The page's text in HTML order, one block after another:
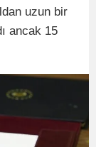
uzun bir
ancak 15